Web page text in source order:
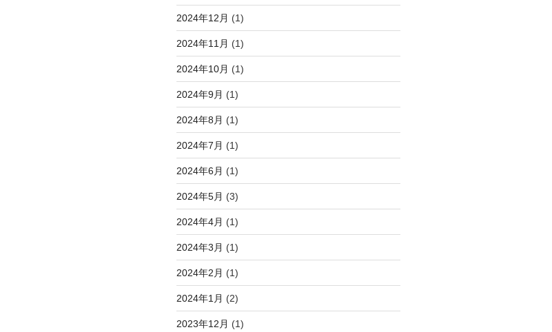
2024年12月 (1)
2024年11月 (1)
2024年10月 (1)
2024年9月 (1)
2024年8月 (1)
2024年7月 (1)
2024年6月 (1)
2024年5月 (3)
2024年4月 (1)
2024年3月 (1)
2024年2月 (1)
2024年1月 (2)
2023年12月 (1)